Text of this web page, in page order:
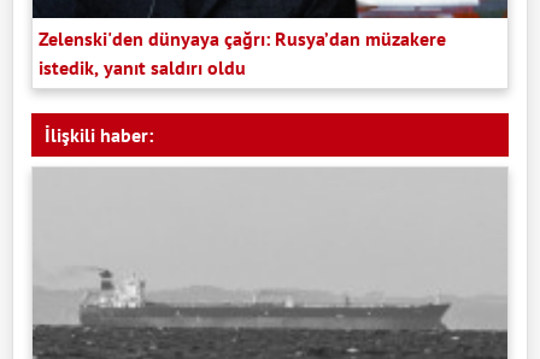
Zelenski'den dünyaya çağrı: Rusya’dan müzakere
istedik, yanıt saldırı oldu
İlişkili haber: